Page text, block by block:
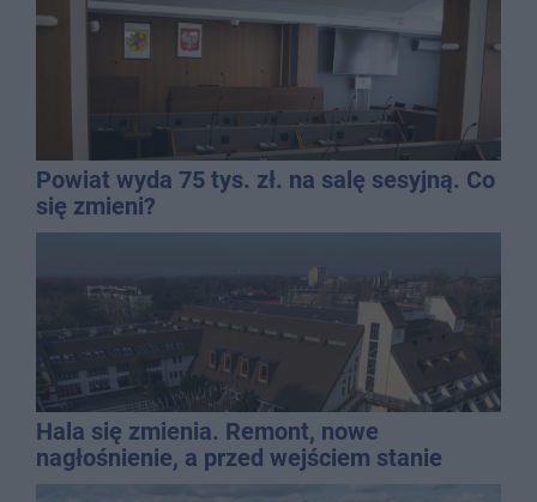
Powiat wyda 75 tys. zł. na salę sesyjną. Co
się zmieni?
Hala się zmienia. Remont, nowe
nagłośnienie, a przed wejściem stanie
QEMETICA ARENA